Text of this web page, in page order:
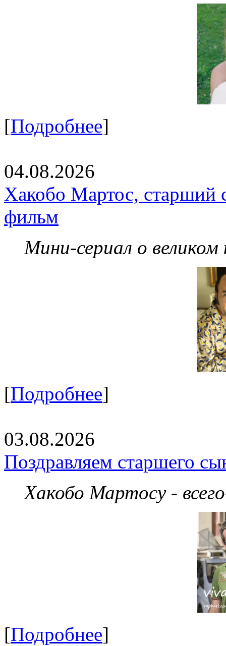
[Подробнее]
04.08.2026
Хакобо Мартос, старший
фильм
Мини-сериал о великом
[Подробнее]
03.08.2026
Поздравляем старшего
Хакобо Мартосу -
[Подробнее]